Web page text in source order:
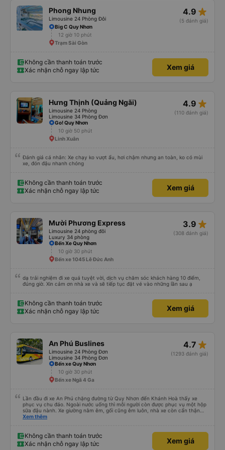
Google Dịch để giao tiếp với họ. Hy vọng bài đánh giá này sẽ giúp ích cho
bạn khi đi
Phong Nhung
Limousine 24 Phòng Đôi
4.9 star_rate
(5 đánh giá)
Big C Quy Nhơn
12 giờ 10 phút
Trạm Sài Gòn
Không cần thanh toán trước
Xác nhận chỗ ngay lập tức
Xem giá
Hưng Thịnh (Quảng Ngãi)
Limousine 24 Phòng
Limousine 34 Phòng Đơn
4.9 star_rate
(110 đánh giá)
Go! Quy Nhơn
10 giờ 50 phút
Linh Xuân
Đánh giá cá nhân: Xe chạy ko vượt ẩu, hơi chậm nhưng an toàn, ko có mùi
xe, đón đậu nhanh chóng
Không cần thanh toán trước
Xác nhận chỗ ngay lập tức
Xem giá
Mười Phương Express
Limousine 24 phòng đôi
Luxury 34 phòng
3.9 star_rate
(308 đánh giá)
Bến Xe Quy Nhơn
10 giờ 30 phút
Bến xe 1045 Lê Đức Anh
dạ trải nghiệm đi xe quá tuyệt vời, dịch vụ chăm sóc khách hàng 10 điểm,
đúng giờ. Xin cảm ơn nhà xe và sẽ tiếp tục đặt vé vào những lần sau ạ
Không cần thanh toán trước
Xác nhận chỗ ngay lập tức
Xem giá
An Phú Buslines
Limousine 24 Phòng Đơn
Limousine 34 Phòng Đơn
4.7 star_rate
(1293 đánh giá)
Bến xe Quy Nhơn
10 giờ 30 phút
Bến xe Ngã 4 Ga
Lần đầu đi xe An Phú chặng đường từ Quy Nhơn đến Khánh Hoà thấy xe
phục vụ chu đáo. Ngoài nước uống thì mỗi người còn được phục vụ một hộp
sữa đậu nành. Xe giường nằm êm, gối cũng êm luôn, nhà xe còn cẩn thận
treo thêm ở mỗi giường một cái giỏ nhỏ để đựng chai nước uống tránh rớt.
ngoài (với số tiền bỏ ra cho tuyến đường như vậy thì thấy rất tốt)
Xem thêm
Không cần thanh toán trước
Xác nhận chỗ ngay lập tức
Xem giá